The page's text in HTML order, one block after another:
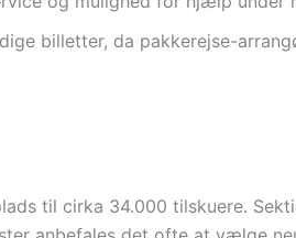
billetter, da pakkerejse-
til cirka 34.000 tilskuere.